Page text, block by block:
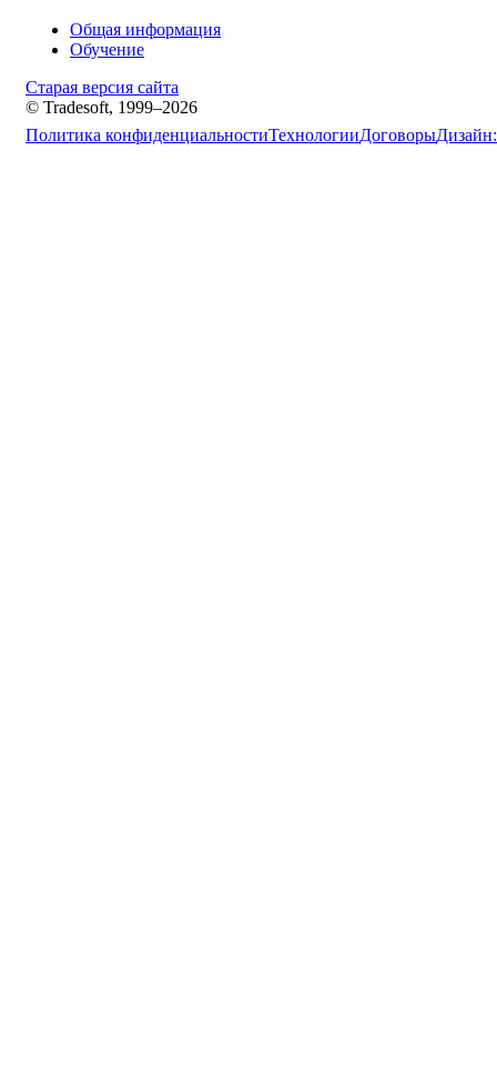
Общая информация
Обучение
Старая версия сайта
© Tradesoft, 1999–2026
Политика конфиденциальностиТехнологииДоговорыДизайн: